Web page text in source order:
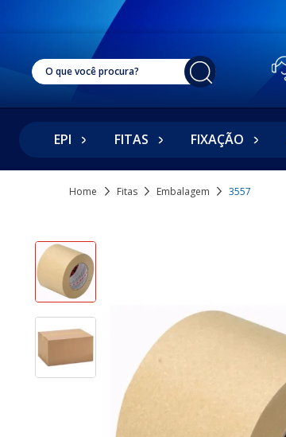
EPI FITAS FIXAÇÃO
Home Fitas Embalagem 3557